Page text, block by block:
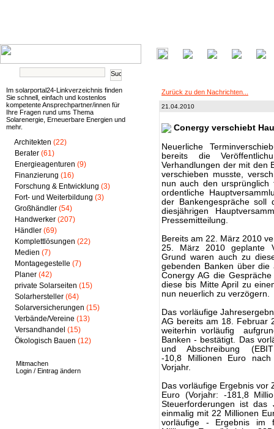
Im solarportal24-Linkverzeichnis finden
Sie schnell, einfach und kostenlos
kompetente Ansprechpartner/innen für
Ihre Fragen rund ums Thema
Solarenergie, Erneuerbare Energien und
mehr.
Architekten (22)
Berater (61)
Energieagenturen (9)
Finanzierung (16)
Forschung & Entwicklung (3)
Fort- und Weiterbildung (3)
Großhändler (54)
Handwerker (207)
Händler (69)
Komplettlösungen (22)
Medien (7)
Montagegestelle (7)
Planer (42)
private Solarseiten (15)
Solarhersteller (64)
Solarversicherungen (15)
Verbände/Vereine (13)
Versandhandel (15)
Ökologisch Bauen (12)
Mitmachen
Login / Eintrag ändern
Zurück zu den Nachrichten...
21.04.2010
Conergy verschiebt
Neuerliche
bereits die
Verhandlungen der mit den
verschieben musste,
nun auch den
ordentliche
der Bankengespräche soll
diesjährigen
Pressemitteilung.
Bereits am 22. März 2010
25. März 2010 geplante
Grund waren auch zu
gebenden Banken über die
Conergy AG die
diese bis Mitte April zu
nun neuerlich zu verzögern.
Das vorläufige
AG bereits am 18. Februar
weiterhin vorläufig
Banken - bestätigt. Das
und Abschreibung
-10,8 Millionen Euro
Vorjahr.
Das vorläufige Ergebnis vor
Euro (Vorjahr: -181,8
Steuerforderungen ist das
einmalig mit 22 Millionen
vorläufige - Ergebnis im